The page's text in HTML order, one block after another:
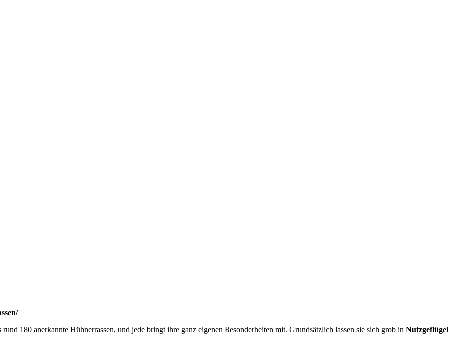
180 anerkannte Hühnerrassen, und jede bringt ihre ganz eigenen Besonderheiten mit. Grundsätzlich lassen sie sich grob in Nutzgeflügel